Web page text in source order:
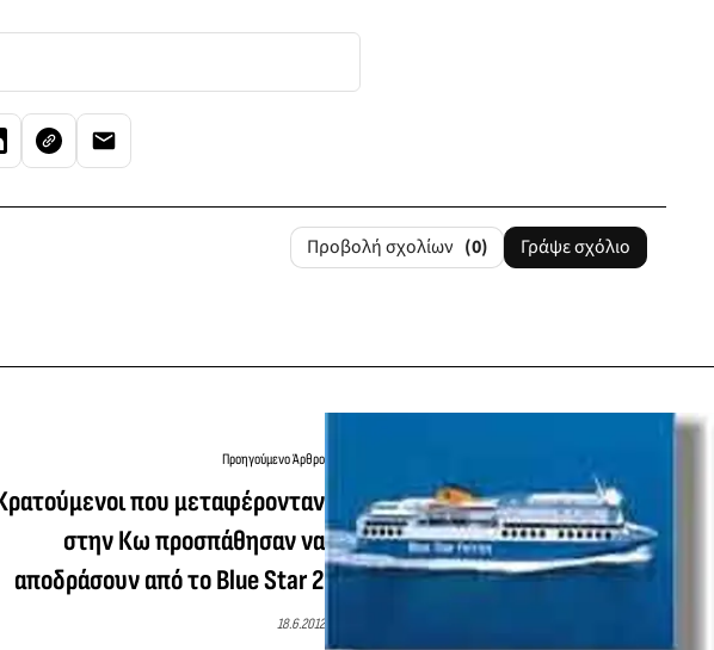
Προβολή σχολίων (0) Γράψε σχόλιο
Προηγούμενο Άρθρο
που μεταφέρονταν
στην Κω προσπάθησαν να
αποδράσουν από το Blue Star 2
18.6.2012